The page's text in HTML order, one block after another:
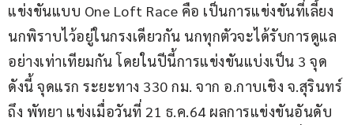
แข่งขันแบบ One Loft Race คือ เป็นการแข่งขันที่เลี้ยง
นกพิราบไว้อยู่ในกรงเดียวกัน นกทุกตัวจะได้รับการดูแล
อย่างเท่าเทียมกัน โดยในปีนี้การแข่งขันแบ่งเป็น 3 จุด
ดังนี้ จุดแรก ระยะทาง 330 กม. จาก อ.กาบเชิง จ.สุรินทร์
ถึง พัทยา แข่งเมื่อวันที่ 21 ธ.ค.64 ผลการแข่งขันอันดับ